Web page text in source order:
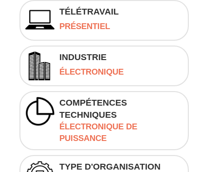
TÉLÉTRAVAIL
PRÉSENTIEL
INDUSTRIE
ÉLECTRONIQUE
COMPÉTENCES
TECHNIQUES
ÉLECTRONIQUE DE
PUISSANCE
TYPE D'ORGANISATION